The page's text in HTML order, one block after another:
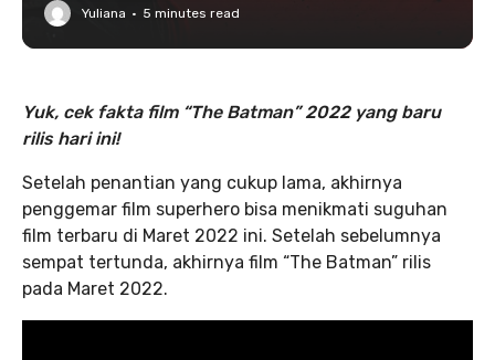
Yuliana · 5 minutes read
Yuk, cek fakta film “The Batman” 2022 yang baru
rilis hari ini!
Setelah penantian yang cukup lama, akhirnya
penggemar film superhero bisa menikmati suguhan
film terbaru di Maret 2022 ini. Setelah sebelumnya
sempat tertunda, akhirnya film “The Batman” rilis
pada Maret 2022.